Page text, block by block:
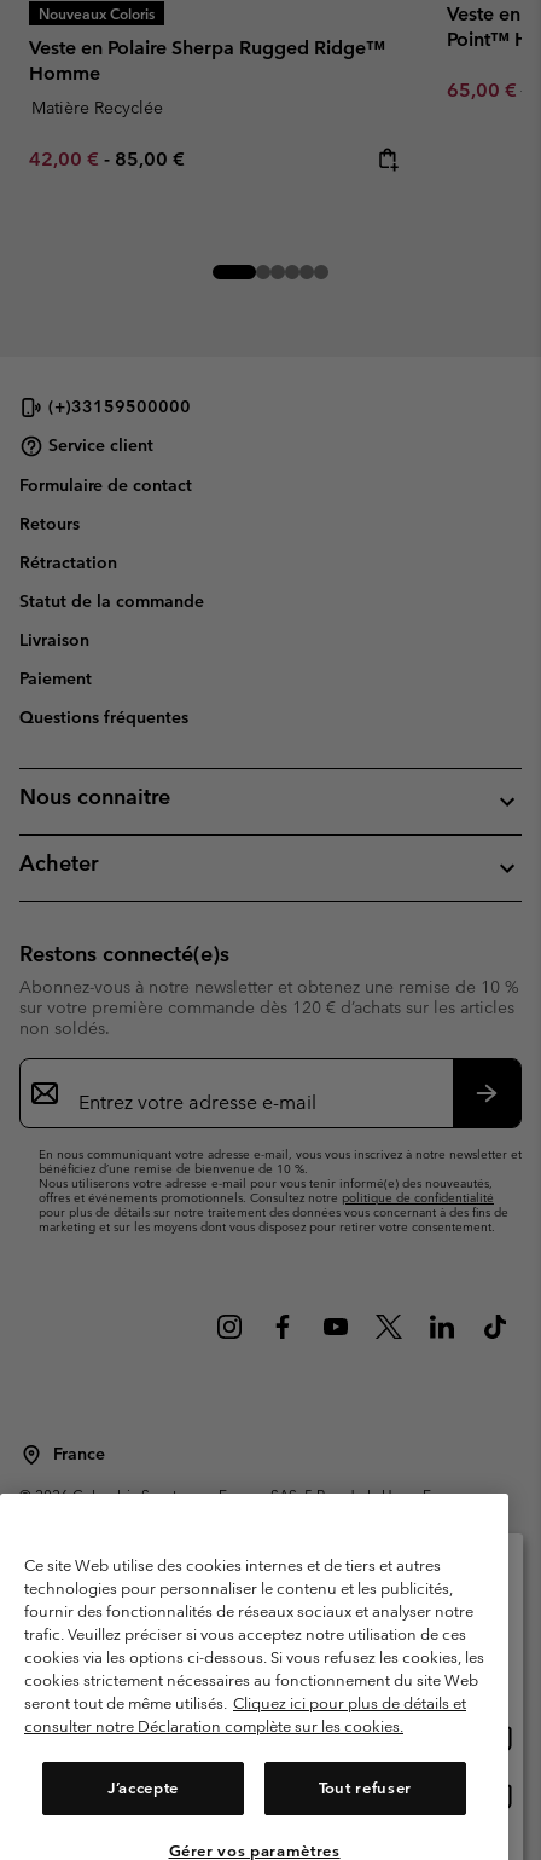
Nouveaux Coloris
Veste en Polaire Sherpa Rugged Ridge™
Homme
Matière Recyclée
Minimum sale price:
42,00 € - Maximum price:
85,00 €
Veste en
Point™
Sale price:
65,00 €
(+)33159500000
Service client
Formulaire de contact
Retours
Rétractation
Statut de la commande
Livraison
Paiement
Questions fréquentes
Nous connaitre
Acheter
Restons connecté(e)s
Abonnez-vous à notre newsletter et obtenez une remise de 10 %
sur votre première commande dès 120 € d’achats sur les articles
non soldés.
Inscription
par
e-
En nous communiquant votre adresse e-mail, vous vous inscrivez à notre newsletter et
bénéficiez d’une remise de bienvenue de 10 %.
Nous utiliserons votre adresse e-mail pour vous tenir informé(e) des nouveautés,
offres et événements promotionnels. Consultez notre politique de confidentialité
pour plus de détails sur notre traitement des données vous concernant à des fins de
marketing et sur les moyens dont vous disposez pour retirer votre consentement.
France
©2026Columbia Sportswear Europe SAS. 5 Rue de la Haye, Espace
Garanties Légales
Politique de confidentialité
Conditions d'utilisation - Membres
Conditions D'utilisation - Contenu généré par l'utilisateur
Impressum
Cookies
Public CBCR
Ce site Web utilise des cookies internes et de tiers et autres
technologies pour personnaliser le contenu et les publicités,
fournir des fonctionnalités de réseaux sociaux et analyser notre
trafic. Veuillez préciser si vous acceptez notre utilisation de ces
cookies via les options ci-dessous. Si vous refusez les cookies, les
cookies strictement nécessaires au fonctionnement du site Web
seront tout de même utilisés. Cliquez ici pour plus de détails et
consulter notre Déclaration complète sur les cookies.
J’accepte Tout refuser
Gérer vos paramètres
Veuillez sélectionner votre pays d’expédition et
votre langue
Achats en ligne disponibles
United States
ligne
France